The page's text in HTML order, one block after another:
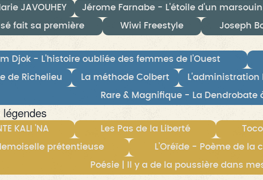
JAVOUHEY Jérome Farnabe - L'étoile d'un marsouin
fait sa première Wiwi Freestyle Joseph
Djok - L'histoire oubliée des femmes de l'Ouest
de Richelieu La méthode Colbert L'administration
Rare & Magnifique - La Dendrobate
KALI 'NA Les Pas de la Liberté
prétentieuse L'Oréïde - Poème de la
Poésie | Il y a de la poussière dans